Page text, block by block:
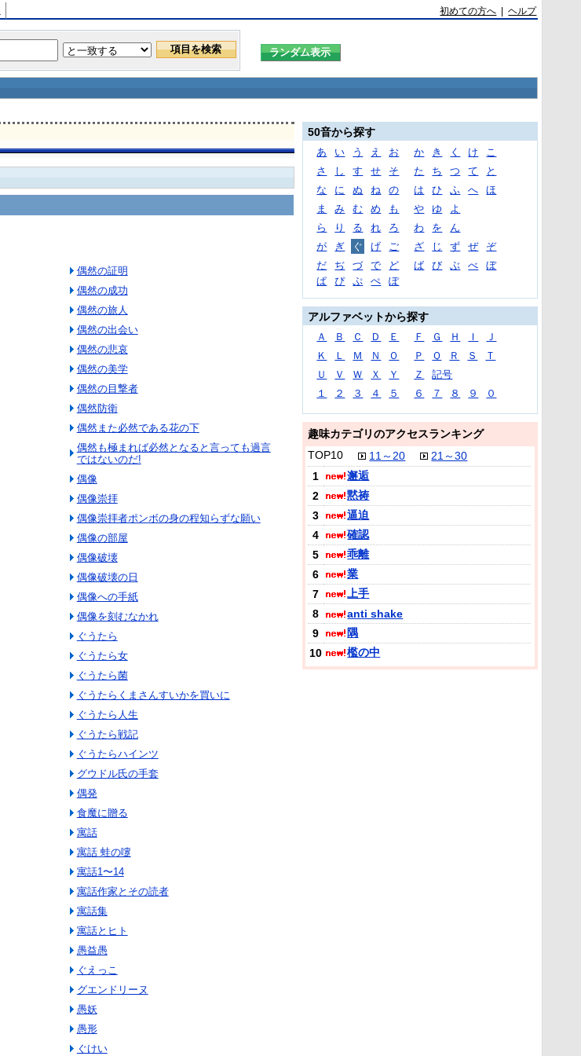
初めての方へ |ヘルプ
偶然の証明
偶然の成功
偶然の旅人
偶然の出会い
偶然の悲哀
偶然の美学
偶然の目撃者
偶然防衛
偶然また必然である花の下
偶然も極まれば必然となると言っても過言
ではないのだ!
偶像
偶像崇拝
偶像崇拝者ポンボの身の程知らずな願い
偶像の部屋
偶像破壊
偶像破壊の日
偶像への手紙
偶像を刻むなかれ
ぐうたら
ぐうたら女
ぐうたら菌
ぐうたらくまさんすいかを買いに
ぐうたら人生
ぐうたら戦記
ぐうたらハインツ
グウドル氏の手套
偶発
食魔に贈る
寓話
寓話 蛙の嚔
寓話1〜14
寓話作家とその読者
寓話集
寓話とヒト
愚益愚
ぐえっこ
グエンドリーヌ
愚妖
愚形
ぐけい
50音から探す
あ い う え お か き く け
こ
さ
し す せ そ た ち つ て
と
な
に ぬ ね の は ひ ふ へ
ほ
ま
み む め も や ゆ
よ
ら
り る れ ろ わ を
ん
が
ぎ ぐ げ ご ざ じ ず ぜ
ぞ
だ
ぢ づ で ど ば び ぶ べ
ぼ
ぱ
ぴ ぷ ぺ ぽ
アルファベットから探す
Ａ Ｂ Ｃ Ｄ Ｅ Ｆ Ｇ Ｈ Ｉ
Ｊ
Ｋ
Ｌ Ｍ Ｎ Ｏ Ｐ Ｑ Ｒ Ｓ
Ｔ
Ｕ
Ｖ Ｗ Ｘ Ｙ Ｚ
記号
１
２ ３ ４ ５ ６ ７ ８ ９ ０
趣味カテゴリのアクセスランキング
TOP10
11～20
21～30
1
邂逅
2
黙祷
3
逼迫
4
確認
5
乖離
6
業
7
上手
8
anti shake
9
隅
10
檻の中